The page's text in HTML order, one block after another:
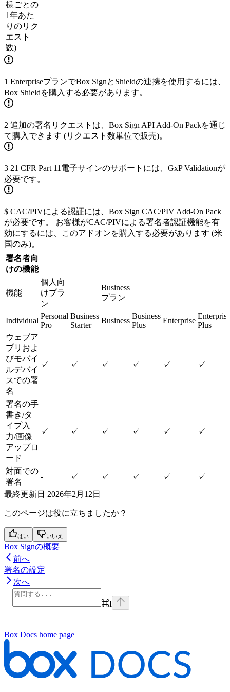
様ごとの
1年あた
りのリク
エスト
数)
1 EnterpriseプランでBox SignとShieldの連携を使用するには、
Box Shieldを購入する必要があります。
2 追加の署名リクエストは、Box Sign API Add-On Packを通じ
て購入できます (リクエスト数単位で販売)。
3 21 CFR Part 11電子サインのサポートには、GxP Validationが
必要です。
$ CAC/PIVによる認証には、Box Sign CAC/PIV Add-On Pack
が必要です。 お客様がCAC/PIVによる署名者認証機能を有
効にするには、このアドオンを購入する必要があります (米
国のみ)。
署名者向
けの機能
機能
個人向
けプラ
ン
Business
プラン
Individual
Personal
Pro
Business
Starter
Business
Business
Plus
Enterprise
Enterprise
Plus
ウェブア
プリおよ
びモバイ
ルデバイ
スでの署
名
✓ ✓ ✓ ✓ ✓ ✓
署名の手
書き/タ
イプ入
力/画像
アップロ
ード
✓ ✓ ✓ ✓ ✓ ✓
対面での
署名
- ✓ ✓ ✓ ✓
✓
最終更新日 2026年2月12日
このページは役に立ちましたか？
はい いいえ
Box Signの概要
前へ
署名の設定
次へ
⌘I
Box Docs home page